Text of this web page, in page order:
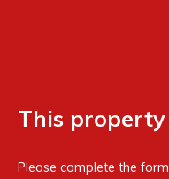
This property
Please complete the